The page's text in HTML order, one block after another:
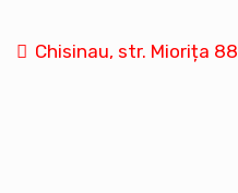
Chisinau, str. Miorița 88